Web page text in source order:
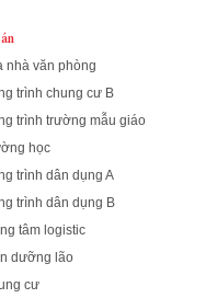
nhà văn phòng
trình chung cư B
trình trường mẫu giáo
học
trình dân dụng A
trình dân dụng B
tâm logistic
dưỡng lão
cư